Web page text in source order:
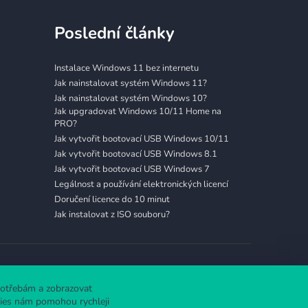
a zobrazovat
nám pomohou rychleji
Poslední články
Instalace Windows 11 bez internetu
Jak nainstalovat systém Windows 11?
Jak nainstalovat systém Windows 10?
Jak upgradovat Windows 10/11 Home na
PRO?
Jak vytvořit bootovací USB Windows 10/11
Jak vytvořit bootovací USB Windows 8.1
Jak vytvořit bootovací USB Windows 7
Legálnost a používání elektronických licencí
Doručení licence do 10 minut
Jak instalovat z ISO souboru?